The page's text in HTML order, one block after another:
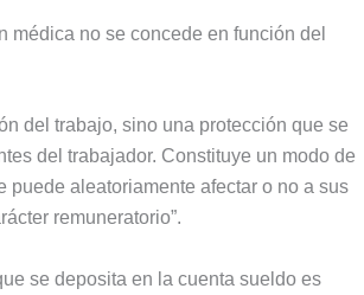
no se concede en función del
del trabajo, sino una protección que se
del trabajador. Constituye un modo de
aleatoriamente afectar o no a sus
remuneratorio”.
se deposita en la cuenta sueldo es